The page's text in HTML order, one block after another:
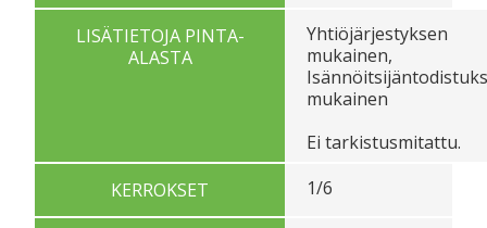
LISÄTIETOJA PINTA-
ALASTA
Yhtiöjärjestyksen
mukainen,
mukainen
Ei tarkistusmitattu.
KERROKSET
1/6